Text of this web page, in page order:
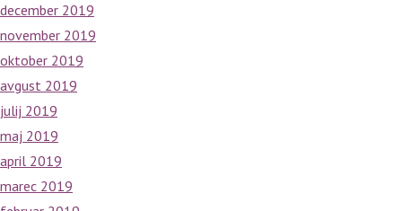
december 2019
november 2019
oktober 2019
avgust 2019
julij 2019
maj 2019
april 2019
marec 2019